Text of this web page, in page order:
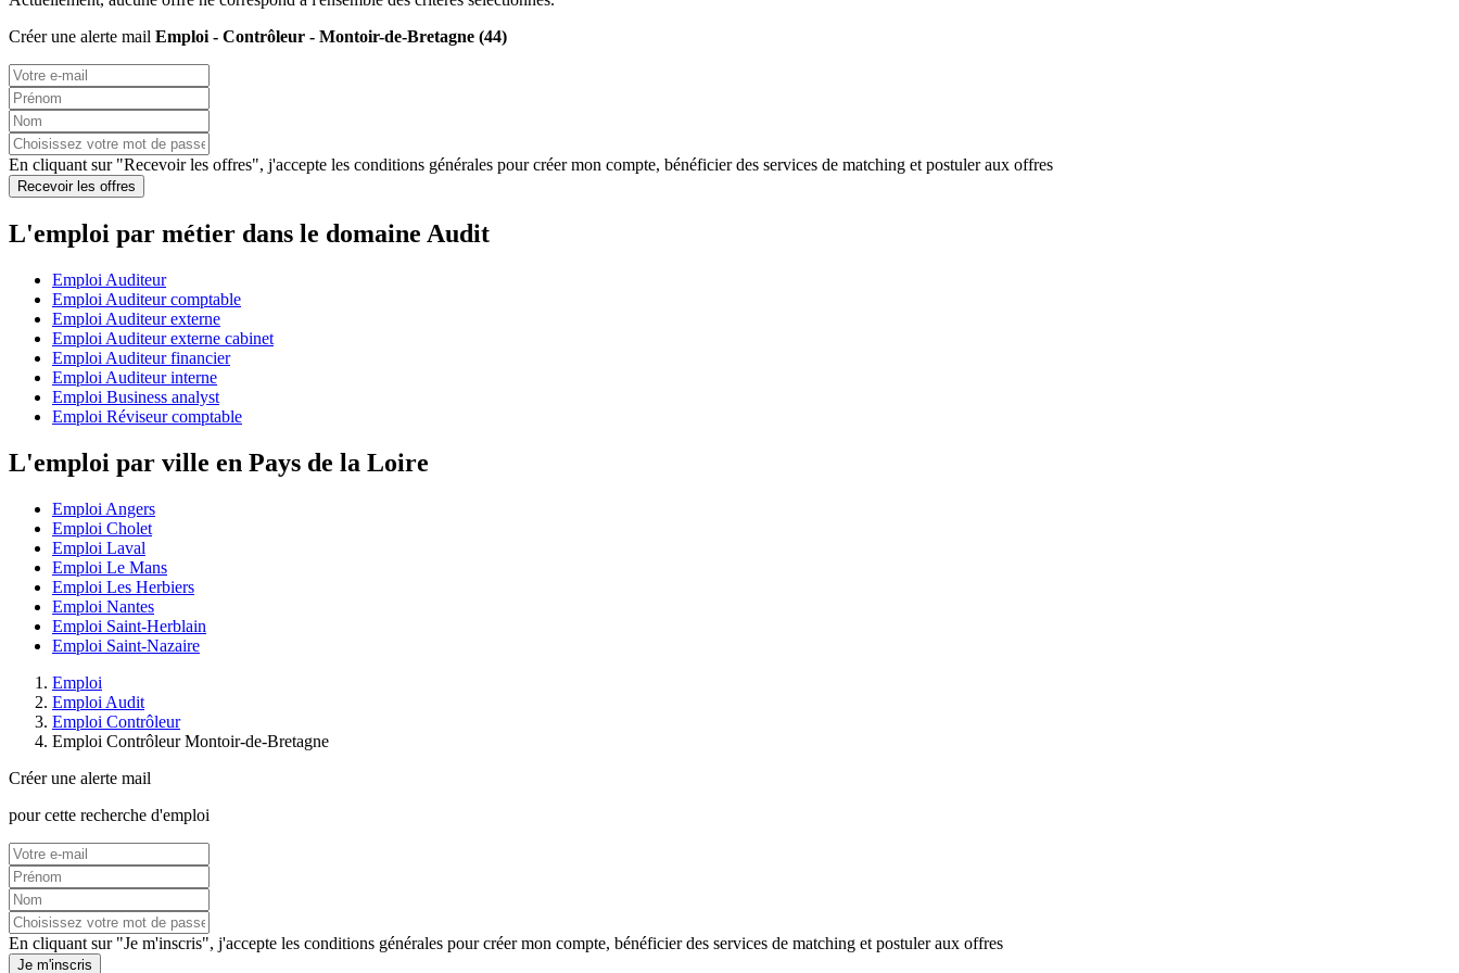
Créer une alerte mail Emploi - Contrôleur - Montoir-de-Bretagne (44)
En cliquant sur "Recevoir les offres", j'accepte les conditions générales pour créer mon compte, bénéficier des services de matching et postuler aux offres
Recevoir les offres
L'emploi par métier dans le domaine Audit
Emploi Auditeur
Emploi Auditeur comptable
Emploi Auditeur externe
Emploi Auditeur externe cabinet
Emploi Auditeur financier
Emploi Auditeur interne
Emploi Business analyst
Emploi Réviseur comptable
L'emploi par ville en Pays de la Loire
Emploi Angers
Emploi Cholet
Emploi Laval
Emploi Le Mans
Emploi Les Herbiers
Emploi Nantes
Emploi Saint-Herblain
Emploi Saint-Nazaire
Emploi
Emploi Audit
Emploi Contrôleur
Emploi Contrôleur Montoir-de-Bretagne
Créer une alerte mail
pour cette recherche d'emploi
En cliquant sur "Je m'inscris", j'accepte les conditions générales pour créer mon compte, bénéficier des services de matching et postuler aux offres
Je m'inscris